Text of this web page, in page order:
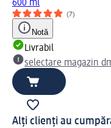
600 ml
(7)
Notă
Livrabil
selectare magazin
Alți clienți au